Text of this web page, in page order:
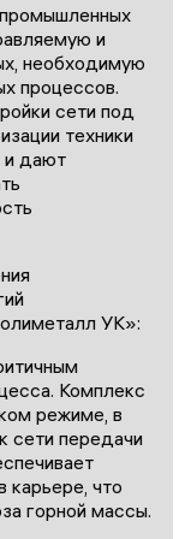
и
необходимую
процессов.
сети под
техники
и дают
УК»:
Комплекс
режиме, в
сети передачи
карьере, что
горной массы.